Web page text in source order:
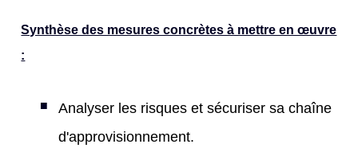
Synthèse des mesures concrètes à mettre en œuvre
:
Analyser les risques et sécuriser sa chaîne
d'approvisionnement.